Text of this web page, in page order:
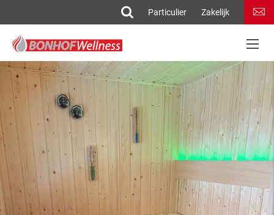
Particulier Zakelijk